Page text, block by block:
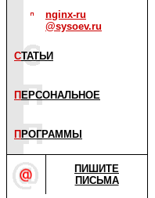
nginx-ru
@sysoev.ru
СТАТЬИ
П ЕРСОНАЛЬНОЕ
П РОГРАММЫ
ПИШИТЕ
ПИСЬМА